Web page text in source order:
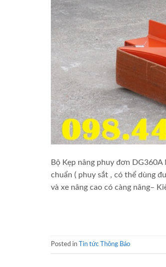
Bộ Kẹp nâng phuy đơn
chuẩn ( phuy sắt , có thể dùng
và xe nâng cao có càng nâng–
Posted in Tin tức Thông Báo